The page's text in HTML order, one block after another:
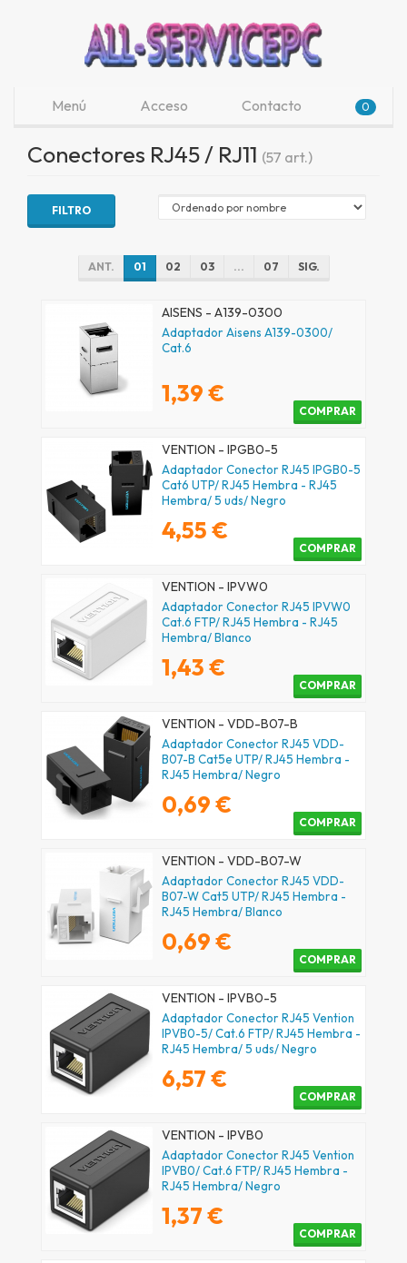
Menú Acceso Contacto 0
Conectores RJ45 / RJ11 (57 art.)
FILTRO
ANT. 01 02 03 ... 07 SIG.
AISENS - A139-0300
Adaptador Aisens A139-0300/
Cat.6
1,39 €
COMPRAR
VENTION - IPGB0-5
Adaptador Conector RJ45 IPGB0-5
Cat6 UTP/ RJ45 Hembra - RJ45
Hembra/ 5 uds/ Negro
4,55 €
COMPRAR
VENTION - IPVW0
Adaptador Conector RJ45 IPVW0
Cat.6 FTP/ RJ45 Hembra - RJ45
Hembra/ Blanco
1,43 €
COMPRAR
VENTION - VDD-B07-B
Adaptador Conector RJ45 VDD-
B07-B Cat5e UTP/ RJ45 Hembra -
RJ45 Hembra/ Negro
0,69 €
COMPRAR
VENTION - VDD-B07-W
Adaptador Conector RJ45 VDD-
B07-W Cat5 UTP/ RJ45 Hembra -
RJ45 Hembra/ Blanco
0,69 €
COMPRAR
VENTION - IPVB0-5
Adaptador Conector RJ45 Vention
IPVB0-5/ Cat.6 FTP/ RJ45 Hembra -
RJ45 Hembra/ 5 uds/ Negro
6,57 €
COMPRAR
VENTION - IPVB0
Adaptador Conector RJ45 Vention
IPVB0/ Cat.6 FTP/ RJ45 Hembra -
RJ45 Hembra/ Negro
1,37 €
COMPRAR